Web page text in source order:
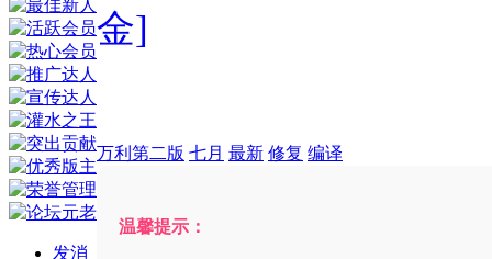
发消
金]
万利第二版 七月 最新 修复 编译
温馨提示：